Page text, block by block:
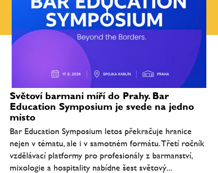
Světoví barmani míří do Prahy. Bar
Education Symposium je svede na jedno
místo
Bar Education Symposium letos překračuje hranice
nejen v tématu, ale i v samotném formátu. Třetí ročník
vzdělávací platformy pro profesionály z barmanství,
mixologie a hospitality nabídne šest světový...